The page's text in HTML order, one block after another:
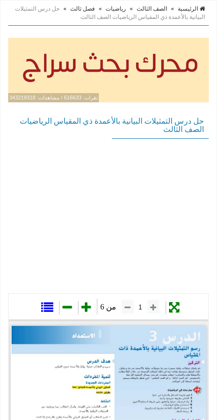
الرئيسية » الصف الثالث » رياضيات » فصل ثالث » حل درس التمثيلات
البيانية بالأعمدة ذي المقياس الرياضيات الصف الثالث
نقرات: 616633 / مشاهدات: 343219318
حل درس التمثيلات البيانية بالأعمدة ذي المقياس الرياضيات
الصف الثالث